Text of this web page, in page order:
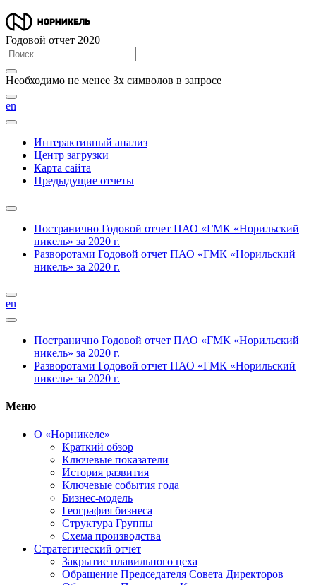
Годовой отчет 2020
Необходимо не менее 3х символов в запросе
en
Интерактивный анализ
Центр загрузки
Карта сайта
Предыдущие отчеты
Постранично Годовой отчет ПАО «ГМК «Норильский
никель» за 2020 г.
Разворотами Годовой отчет ПАО «ГМК «Норильский
никель» за 2020 г.
en
Постранично Годовой отчет ПАО «ГМК «Норильский
никель» за 2020 г.
Разворотами Годовой отчет ПАО «ГМК «Норильский
никель» за 2020 г.
Меню
О «Норникеле»
Краткий обзор
Ключевые показатели
История развития
Ключевые события года
Бизнес-модель
География бизнеса
Структура Группы
Схема производства
Стратегический отчет
Закрытие плавильного цеха
Обращение Председателя Совета Директоров